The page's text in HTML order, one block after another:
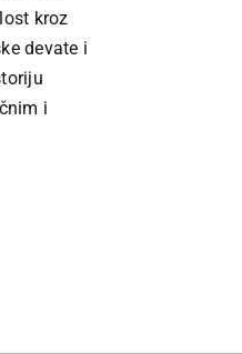
kroz
devate i
i